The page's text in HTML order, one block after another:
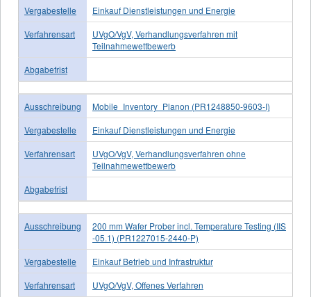
Vergabestelle
Einkauf Dienstleistungen und Energie
Verfahrensart
UVgO/VgV, Verhandlungsverfahren mit
Teilnahmewettbewerb
Abgabefrist
Ausschreibung
Mobile_Inventory_Planon (PR1248850-9603-I)
Vergabestelle
Einkauf Dienstleistungen und Energie
Verfahrensart
UVgO/VgV, Verhandlungsverfahren ohne
Teilnahmewettbewerb
Abgabefrist
Ausschreibung
200 mm Wafer Prober incl. Temperature Testing (IIS
-05.1) (PR1227015-2440-P)
Vergabestelle
Einkauf Betrieb und Infrastruktur
Verfahrensart
UVgO/VgV, Offenes Verfahren